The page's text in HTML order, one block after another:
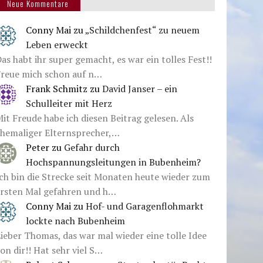
Neue Kommentare
Conny Mai zu„Schildchenfest“ zu neuem
Leben erweckt
habt ihr super gemacht, es war ein tolles Fest!!
mich schon auf n…
Frank Schmitz zuDavid Janser – ein
Schulleiter mit Herz
Freude habe ich diesen Beitrag gelesen. Als
Elternsprecher,…
Peter zu Gefahr durch
Hochspannungsleitungen in Bubenheim?
bin die Strecke seit Monaten heute wieder zum
Mal gefahren und h…
Conny Mai zuHof- und Garagenflohmarkt
lockte nach Bubenheim
Thomas, das war mal wieder eine tolle Idee
dir!! Hat sehr viel S…